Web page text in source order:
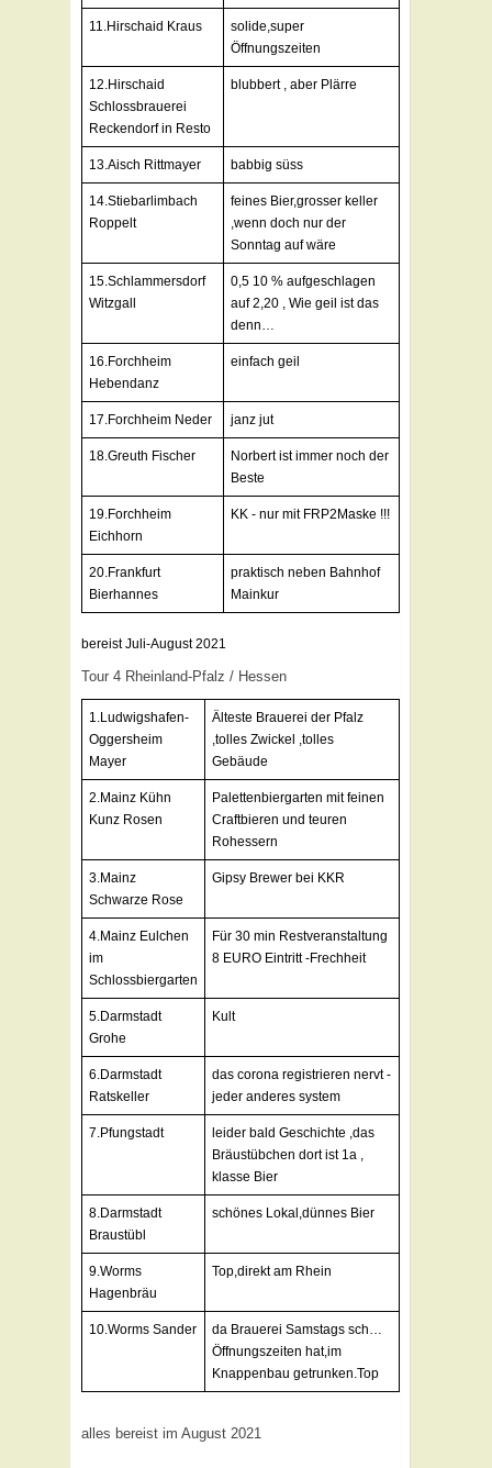
11.Hirschaid Kraus
solide,super
Öffnungszeiten
12.Hirschaid
Schlossbrauerei
Reckendorf in Resto
blubbert , aber Plärre
13.Aisch Rittmayer babbig süss
14.Stiebarlimbach
Roppelt
feines Bier,grosser keller
,wenn doch nur der
Sonntag auf wäre
15.Schlammersdorf
Witzgall
0,5 10 % aufgeschlagen
auf 2,20 , Wie geil ist das
denn…
16.Forchheim
Hebendanz
einfach geil
17.Forchheim Neder janz jut
18.Greuth Fischer
Norbert ist immer noch der
Beste
19.Forchheim
Eichhorn
KK - nur mit FRP2Maske !!!
20.Frankfurt
Bierhannes
praktisch neben Bahnhof
Mainkur
bereist Juli-August 2021
Tour 4 Rheinland-Pfalz / Hessen
1.Ludwigshafen-
Oggersheim
Mayer
Älteste Brauerei der Pfalz
,tolles Zwickel ,tolles
Gebäude
2.Mainz Kühn
Kunz Rosen
Palettenbiergarten mit feinen
Craftbieren und teuren
Rohessern
3.Mainz
Schwarze Rose
Gipsy Brewer bei KKR
4.Mainz Eulchen
im
Schlossbiergarten
Für 30 min Restveranstaltung
8 EURO Eintritt -Frechheit
5.Darmstadt
Grohe
Kult
6.Darmstadt
Ratskeller
das corona registrieren nervt -
jeder anderes system
7.Pfungstadt
leider bald Geschichte ,das
Bräustübchen dort ist 1a ,
klasse Bier
8.Darmstadt
Braustübl
schönes Lokal,dünnes Bier
9.Worms
Hagenbräu
Top,direkt am Rhein
10.Worms Sander
da Brauerei Samstags sch…
Öffnungszeiten hat,im
Knappenbau getrunken.Top
alles bereist im August 2021